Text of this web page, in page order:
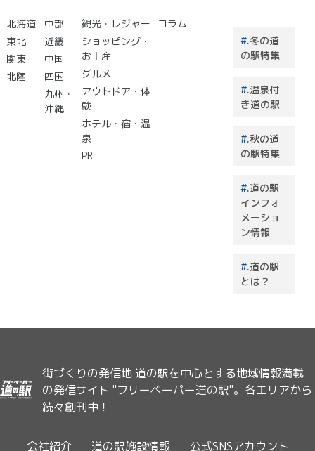
道の駅
２０
選 道
の駅で
買うも
のはこ
れで決
まり！
北海道
東北
関東
北陸
中部
近畿
中国
四国
九州・
沖縄
観光・レジャー
ショッピング・
お土産
グルメ
アウトドア・体
験
ホテル・宿・温
泉
PR
コラム
.冬の道
の駅特集
.温泉付
き道の駅
.秋の道
の駅特集
.道の駅
インフォ
メーショ
ン情報
.道の駅
とは？
街づくりの発信地 道の駅を中心とする地域情報満載
の発信サイト "フリーペーパー道の駅"。各エリアから
続々創刊中！
会社紹介 道の駅施設情報 公式SNSアカウント